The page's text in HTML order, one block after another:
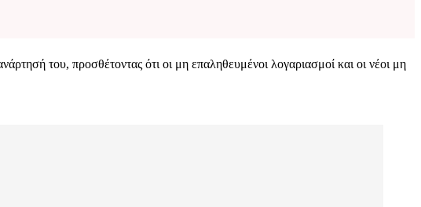
του, προσθέτοντας ότι οι μη επαληθευμένοι λογαριασμοί και οι νέοι μη